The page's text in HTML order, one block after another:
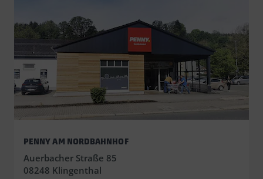
PENNY AM NORDBAHNHOF
Auerbacher Straße 85
08248 Klingenthal